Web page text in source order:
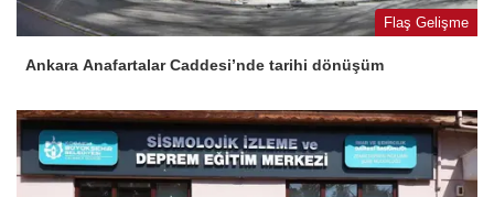
Flaş Gelişme
Ankara Anafartalar Caddesi’nde tarihi dönüşüm